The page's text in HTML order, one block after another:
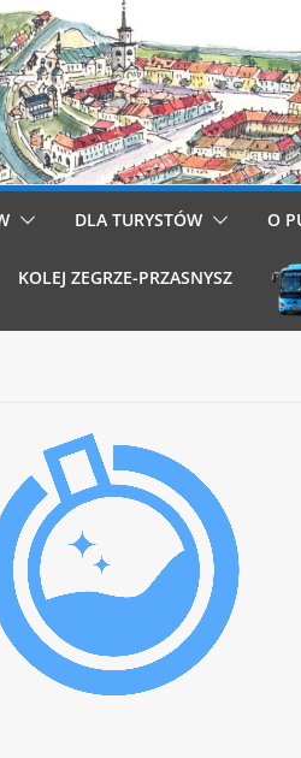
DLA TURYSTÓW O
KOLEJ ZEGRZE-PRZASNYSZ